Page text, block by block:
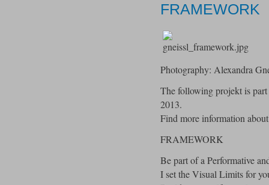
FRAMEWORK
Photography: Alexandra
The following projekt is
2013.
Find more information
FRAMEWORK
Be part of a Performative
I set the Visual Limits for